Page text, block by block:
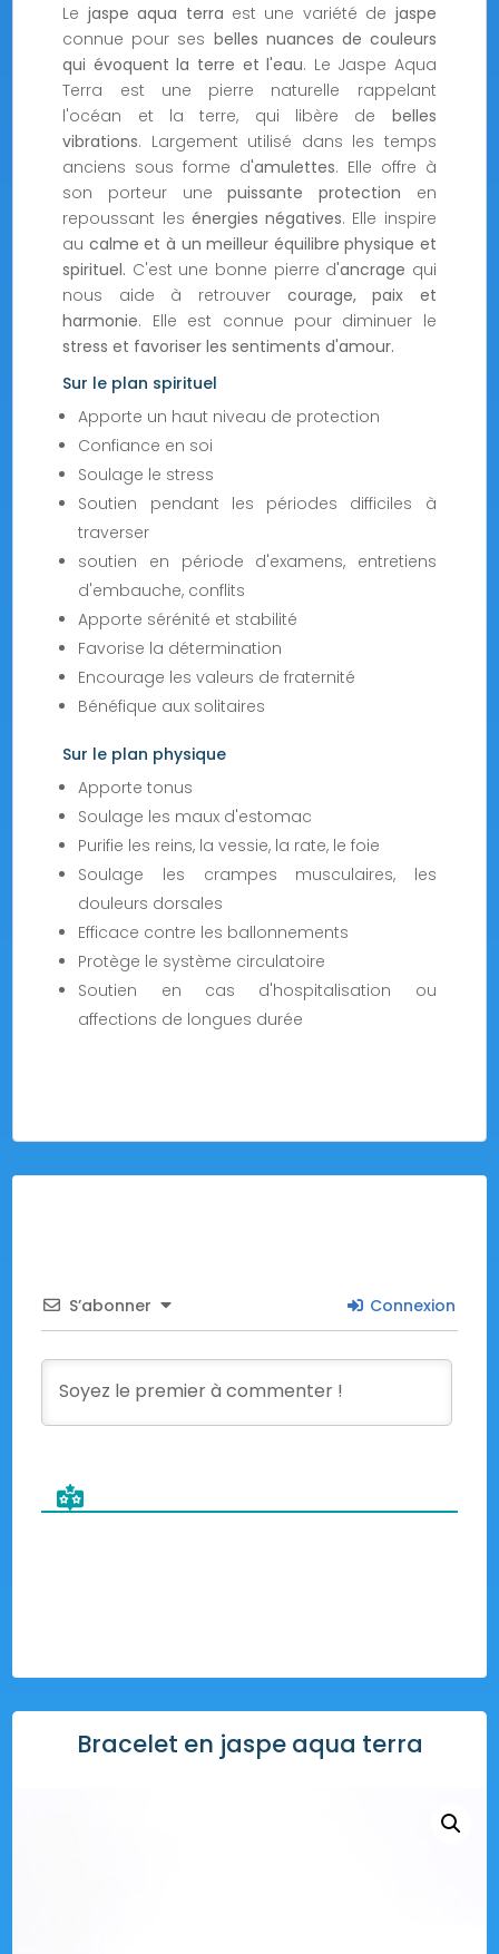
Le jaspe aqua terra est une variété de jaspe
connue pour ses belles nuances de couleurs
qui évoquent la terre et l'eau. Le Jaspe Aqua
Terra est une pierre naturelle rappelant
l'océan et la terre, qui libère de belles
vibrations. Largement utilisé dans les temps
anciens sous forme d'amulettes. Elle offre à
son porteur une puissante protection en
repoussant les énergies négatives. Elle inspire
au calme et à un meilleur équilibre physique et
spirituel. C'est une bonne pierre d'ancrage qui
nous aide à retrouver courage, paix et
harmonie. Elle est connue pour diminuer le
stress et favoriser les sentiments d'amour.
Sur le plan spirituel
Apporte un haut niveau de protection
Confiance en soi
Soulage le stress
Soutien pendant les périodes difficiles à
traverser
soutien en période d'examens, entretiens
d'embauche, conflits
Apporte sérénité et stabilité
Favorise la détermination
Encourage les valeurs de fraternité
Bénéfique aux solitaires
Sur le plan physique
Apporte tonus
Soulage les maux d'estomac
Purifie les reins, la vessie, la rate, le foie
Soulage les crampes musculaires, les
douleurs dorsales
Efficace contre les ballonnements
Protège le système circulatoire
Soutien en cas d'hospitalisation ou
affections de longues durée
S’abonner Connexion
Bracelet en jaspe aqua terra